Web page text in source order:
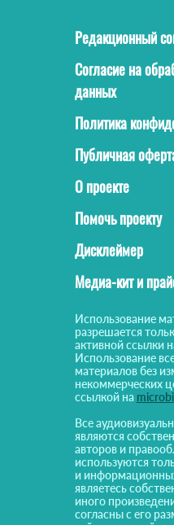
Редакционный
Согласие на
данных
Политика
Публичная
О проекте
Помочь проекту
Дисклеймер
Медиа-кит и
Использование
разрешается
активной ссылки
Использование
материалов без
некоммерческих
ссылкой на
Все
являются
авторов и
используются
и
являетесь
иного
согласны с его